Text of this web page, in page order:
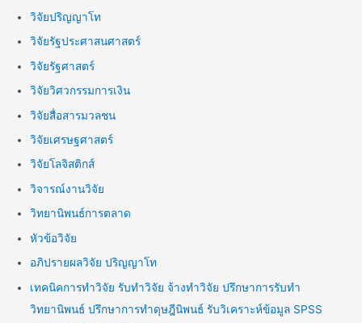
วิจัยปริญญาโท
วิจัยรัฐประศาสนศาสตร์
วิจัยรัฐศาสตร์
วิจัยวิศวกรรมการเงิน
วิจัยสื่อสารมวลชน
วิจัยเศรษฐศาสตร์
วิจัยโลจิสติกส์
วิจารณ์งานวิจัย
วิทยานิพนธ์การตลาด
หัวข้อวิจัย
อภิปรายผลวิจัย ปริญญาโท
เทคนิคการทำวิจัย รับทำวิจัย จ้างทำวิจัย ปรึกษาการรับทำ
วิทยานิพนธ์ ปรึกษาการทำดุษฎีนิพนธ์ รับวิเคราะห์ข้อมูล SPSS